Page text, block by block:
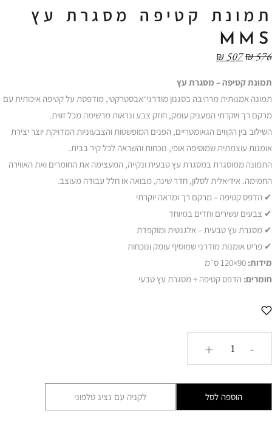
תמונת קטיפה מסגרת עץ
MMS
₪576
₪507
תמונת קטיפה – מסגרת עץ
תמונה אמנותית מרהיבה בסגנון מודרני־אבסטרקטי, מודפסת על קטיפה איכותית עם
מרקם רך ויוקרתי המעניק עומק, חוזק צבע ונראות מרשימה מכל זווית.
השילוב בין הקווים הגאומטריים, הפנים המופשטות והצבעוניות המדויקת יוצר יצירת
אומנות עוצמתית שמוסיפה אופי, נוכחות והשראה לכל קיר בבית.
התמונה ממוסגרת במסגרת עץ טבעית ונקייה, המעצימה את החומרים ואת האווירה
החמימה. אידיאלית לסלון, חדר שינה, מבואה או חלל עבודה מעוצב.
✔ הדפס קטיפה – מרקם רך ומראה יוקרתי
✔ צבעים עשירים וחדים במיוחד
✔ מסגרת עץ טבעית – אלגנטית ומוקפדת
✔ פריט אומנות מודרני שמוסיף עומק ונוכחות
מידות:
חומרים: הדפס קטיפה + מסגרת עץ טבעי
-
+
הוספה לסל לקניה עם נציג טלפוני